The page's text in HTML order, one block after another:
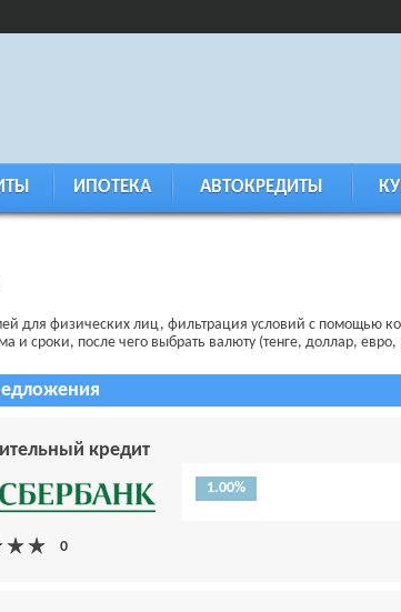
ИПОТЕКА АВТОКРЕДИТЫ
для физических лиц, фильтрация условий с помощью
и сроки, после чего выбрать валюту (тенге, доллар, евро,
кредит
1.00%